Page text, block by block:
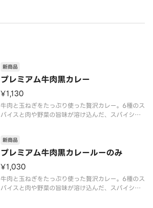
プレミアム牛肉黒カレー
新商品
¥1,130
牛肉と玉ねぎをたっぷり使った贅沢カレー。6種のス
パイスと肉や野菜の旨味が溶け込んだ、スパイシー
使うことで深いコクとまろやかさにこだわりまし
た。また、付属の「辛旨カレース
プレミアム牛肉黒カレールーのみ
新商品
¥1,030
牛肉と玉ねぎをたっぷり使った贅沢カレー。6種のス
パイスと肉や野菜の旨味が溶け込んだ、スパイシー